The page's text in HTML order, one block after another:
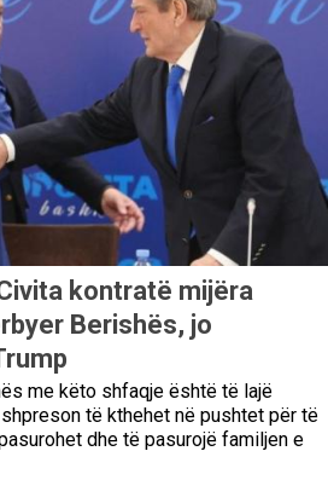
kontratë mijëra
Berishës, jo
me këto shfaqje është të lajë
të kthehet në pushtet për të
dhe të pasurojë familjen e